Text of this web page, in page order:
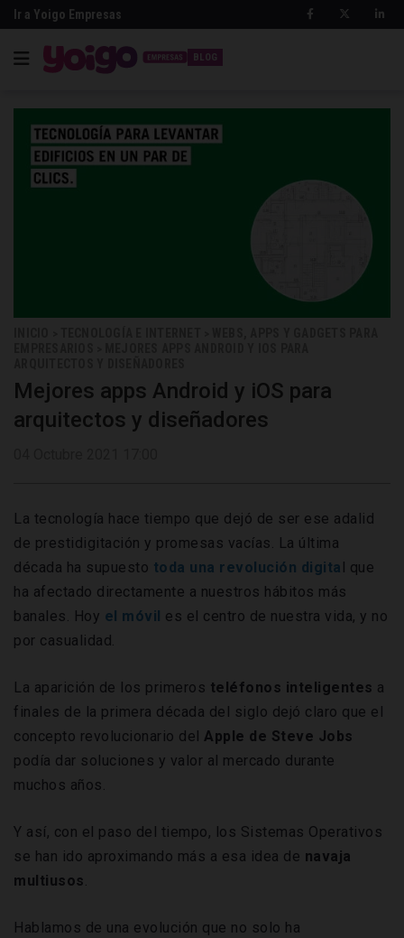
Ir a Yoigo Empresas
BLOG
Mejores apps Android y iOS para
arquitectos y diseñadores
La tecnología hace tiempo que dejó de ser ese adalid
de prestidigitación y promesas vacías. La última
década ha supuesto toda una revolución digita l que
ha afectado directamente a nuestros hábitos más
banales. Hoy el móvil es el centro de nuestra vida, y no
por casualidad.
La aparición de los primeros teléfonos inteligentes a
finales de la primera década del siglo dejó claro que el
concepto revolucionario del Apple de Steve Jobs
podía dar soluciones y valor al mercado durante
muchos años.
Y así, con el paso del tiempo, los Sistemas Operativos
se han ido aproximando más a esa idea de navaja
multiusos.
Hablamos de una evolución que no solo ha